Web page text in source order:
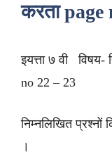
करता page
इयत्ता ७ वी
no 22 – 23
निम्नलिखित
।